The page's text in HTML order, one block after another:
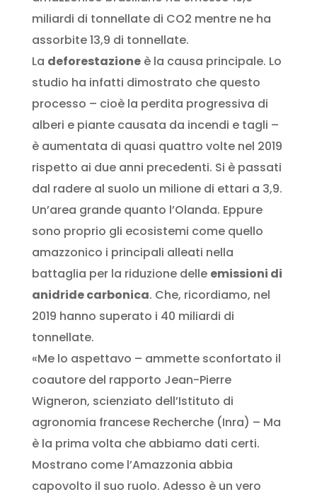
miliardi di tonnellate di CO2 mentre ne ha
assorbite 13,9 di tonnellate.
La deforestazioneè la causa principale. Lo
studio ha infatti dimostrato che questo
processo – cioè la perdita progressiva di
alberi e piante causata da incendi e tagli –
è aumentata di quasi quattro volte nel 2019
rispetto ai due anni precedenti. Si è passati
dal radere al suolo un milione di ettari a 3,9.
Un’area grande quanto l’Olanda. Eppure
sono proprio gli ecosistemi come quello
amazzonico i principali alleati nella
battaglia per la riduzione delle emissioni di
anidride carbonica. Che, ricordiamo, nel
2019 hanno superato i 40 miliardi di
tonnellate.
«Me lo aspettavo – ammette sconfortato il
coautore del rapporto Jean-Pierre
Wigneron, scienziato dell’Istituto di
agronomia francese Recherche (Inra) – Ma
è la prima volta che abbiamo dati certi.
Mostrano come l’Amazzonia abbia
capovolto il suo ruolo. Adesso è un vero